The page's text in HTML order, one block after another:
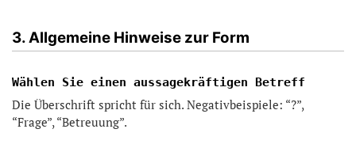
3. Allgemeine Hinweise zur Form
Wählen Sie einen aussagekräftigen Betreff
Die Überschrift spricht für sich. Negativbeispiele: “?”,
“Frage”, “Betreuung”.